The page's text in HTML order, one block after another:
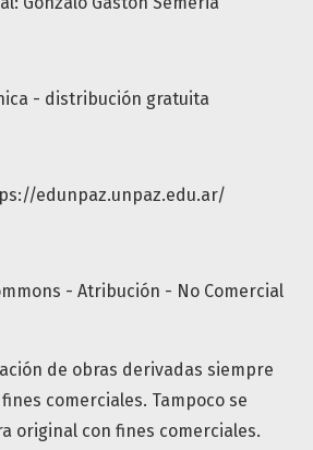
- distribución gratuita
edunpaz.unpaz.edu.ar/
- Atribución - No Comercial
de obras derivadas siempre
comerciales. Tampoco se
original con fines comerciales.